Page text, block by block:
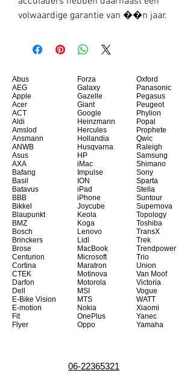
volwaardige garantie van ��n jaar.
Abus
AEG
Apple
Acer
ACT
Aldi
Amslod
Ansmann
ANWB
Asus
AXA
Bafang
Basil
Batavus
BBB
Bikkel
Blaupunkt
BMZ
Bosch
Brinckers
Brose
Centurion
Cortina
CTEK
Darfon
Dell
E-Bike Vision
E-motion
Fit
Flyer
Forza
Galaxy
Gazelle
Giant
Google
Heinzmann
Hercules
Hollandia
Husqvarna
HP
iMac
Impulse
ION
iPad
iPhone
Joycube
Keola
Koga
Lenovo
Lidl
MacBook
Microsoft
Maratron
Motinova
Motorola
MSI
MTS
Nokia
OnePlus
Oppo
Oxford
Panasonic
Pegasus
Peugeot
Phylion
Popal
Prophete
Qwic
Raleigh
Samsung
Shimano
Sony
Sparta
Stella
Suntour
Supernova
Topology
Toshiba
TransX
Trek
Trendpower
Trio
Union
Van Moof
Victoria
Vogue
WATT
Xiaomi
Yanec
Yamaha
06-22365321